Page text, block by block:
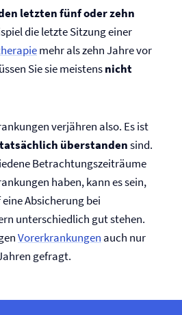
letzten fünf oder zehn
die letzte Sitzung einer
mehr als zehn Jahre vor
Sie sie meistensnicht
verjähren also. Es ist
tatsächlich überstandensind.
Betrachtungszeiträume
haben, kann es sein,
Absicherung bei
unterschiedlich gut stehen.
Vor­erkrankungen auch nur
gefragt.